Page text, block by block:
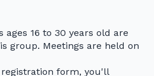
ages 16 to 30 years old are
group. Meetings are held on
form, you'll